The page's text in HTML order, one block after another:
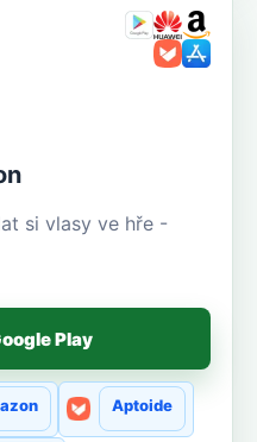
si vlasy ve hře -
Play
Aptoide